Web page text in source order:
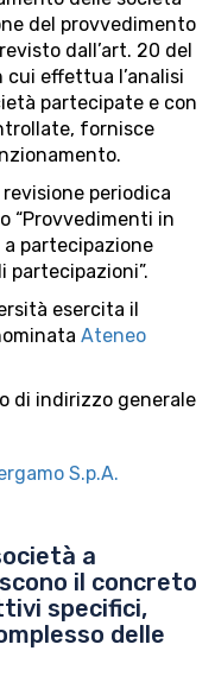
del provvedimento
dall’art. 20 del
cui effettua l’analisi
partecipate e con
fornisce
periodica
“Provvedimenti in
partecipazione
partecipazioni”.
esercita il
Ateneo
di indirizzo generale
S.p.A.
a
il concreto
specifici,
delle